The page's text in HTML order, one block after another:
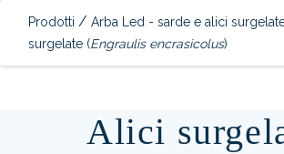
Prodotti / Arba Led - sarde e alici
surgelate (Engraulis encrasicolus)
Alici